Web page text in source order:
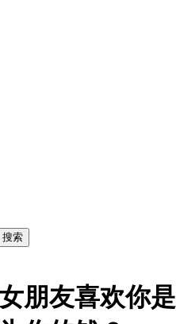
朋友喜欢你是